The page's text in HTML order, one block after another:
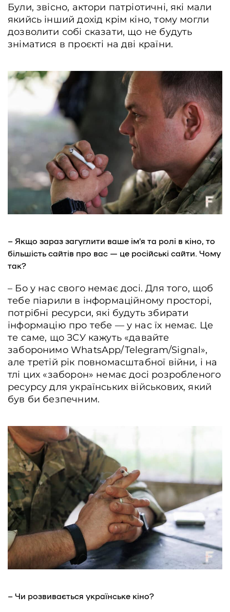
Були, звісно, актори патріотичні, які мали
якийсь інший дохід крім кіно, тому могли
дозволити собі сказати, що не будуть
зніматися в проєкті на дві країни.
– Якщо зараз загуглити ваше ім’я та ролі в кіно, то
більшість сайтів про вас — це російські сайти. Чому
так?
– Бо у нас свого немає досі. Для того, щоб
тебе піарили в інформаційному просторі,
потрібні ресурси, які будуть збирати
інформацію про тебе — у нас їх немає. Це
те саме, що ЗСУ кажуть «давайте
заборонимо WhatsApp/Telegram/Signal»,
але третій рік повномасштабної війни, і на
тлі цих «заборон» немає досі розробленого
ресурсу для українських військових, який
був би безпечним.
– Чи розвивається українське кіно?